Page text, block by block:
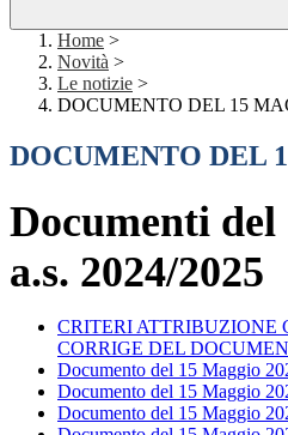
Home >
Novità >
Le notizie >
DOCUMENTO DEL 15
DOCUMENTO DEL
Documenti del
a.s. 2024/2025
CRITERI ATTRIBUZIONE
CORRIGE DEL
Documento del 15 Maggio
Documento del 15 Maggio
Documento del 15 Maggio